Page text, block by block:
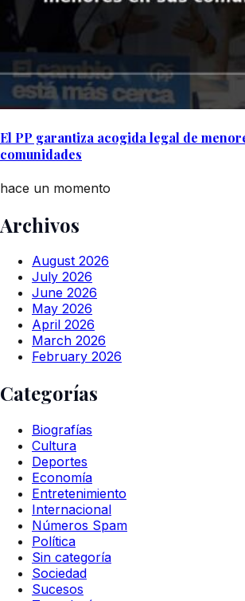
El PP garantiza acogida legal de
comunidades
hace un momento
Archivos
August 2026
July 2026
June 2026
May 2026
April 2026
March 2026
February 2026
Categorías
Biografías
Cultura
Deportes
Economía
Entretenimiento
Internacional
Números Spam
Política
Sin categoría
Sociedad
Sucesos